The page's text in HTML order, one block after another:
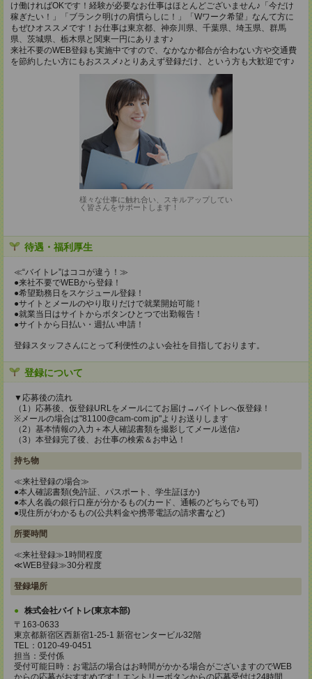
け働ければOKです！経験が必要なお仕事はほとんどございません♪「今だけ
稼ぎたい！」「ブランク明けの肩慣らしに！」「Wワーク希望」なんて方に
もぜひオススメです！お仕事は東京都、神奈川県、千葉県、埼玉県、群馬
県、茨城県、栃木県と関東一円にあります♪
来社不要のWEB登録も実施中ですので、なかなか都合が合わない方や交通費
を節約したい方にもおススメ♪とりあえず登録だけ、という方も大歓迎です♪
様々な仕事に触れ合い、スキルアップしてい
く皆さんをサポートします！
待遇・福利厚生
≪“バイトレ”はココが違う！≫
●来社不要でWEBから登録！
●希望勤務日をスケジュール登録！
●サイトとメールのやり取りだけで就業開始可能！
●就業当日はサイトからボタンひとつで出勤報告！
●サイトから日払い・週払い申請！
登録スタッフさんにとって利便性のよい会社を目指しております。
登録について
▼応募後の流れ
（1）応募後、仮登録URLをメールにてお届け→バイトレへ仮登録！
※メールの場合は"81100@cam-com.jp"よりお送りします
（2）基本情報の入力＋本人確認書類を撮影してメール送信♪
（3）本登録完了後、お仕事の検索＆お申込！
持ち物
≪来社登録の場合≫
●本人確認書類(免許証、パスポート、学生証ほか)
●本人名義の銀行口座が分かるもの(カード、通帳のどちらでも可)
●現住所がわかるもの(公共料金や携帯電話の請求書など)
所要時間
≪来社登録≫1時間程度
≪WEB登録≫30分程度
登録場所
株式会社バイトレ(東京本部)
〒163-0633
東京都新宿区西新宿1-25-1 新宿センタービル32階
TEL：0120-49-0451
担当：受付係
受付可能日時：お電話の場合はお時間がかかる場合がございますのでWEB
からの応募がおすすめです！エントリーボタンからの応募受付は24時間